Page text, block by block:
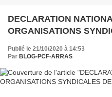
DECLARATION
ORGANISATIONS
Publié le 21/10/2020 à 14:53
Par BLOG-PCF-ARRAS